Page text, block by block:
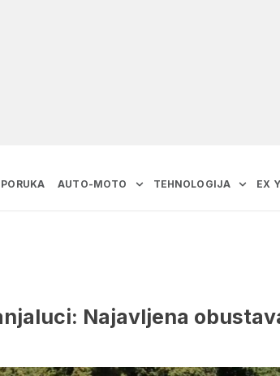
AUTO-MOTO TEHNOLOGIJA EX
Najavljena